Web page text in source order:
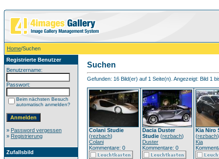
Home/Suchen
Registrierte Benutzer
Benutzername:
Passwort:
Beim nächsten Besuch
automatisch anmelden?
» Password vergessen
» Registrierung
Zufallsbild
Suchen
Gefunden: 16 Bild(er) auf 1 Seite(n). Angezeigt: Bild 1
Colani Studie
(rezbach)
Colani
Kommentare: 0
Dacia Duster
Studie (rezbach)
Duster
Kommentare: 0
Kia Niro
(rezbach)
Kia